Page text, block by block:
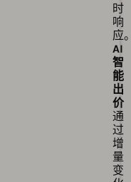
时
响
应
AI
智
能
出
价
通
过
增
量
变